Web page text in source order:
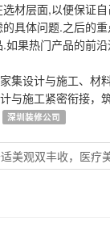
材层面,以便保证
具体问题.之后的重
果热门产品的前
集设计与施工、材
与施工紧密衔接，筑
深圳装修公司
观双丰收，医疗美